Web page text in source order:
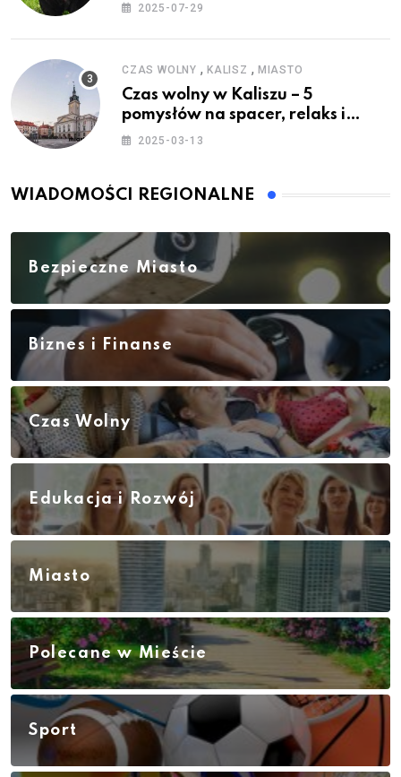
2025-07-29
CZAS WOLNY , KALISZ , MIASTO
Czas wolny w Kaliszu – 5
pomysłów na spacer, relaks i
rodzinne atrakcje
2025-03-13
WIADOMOŚCI REGIONALNE
Bezpieczne Miasto
Biznes i Finanse
Czas Wolny
Edukacja i Rozwój
Miasto
Polecane w Mieście
Sport